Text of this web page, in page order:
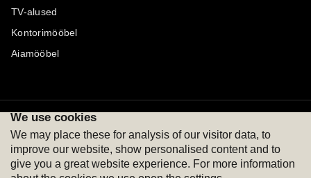
TV-alused
Kontorimööbel
Aiamööbel
Maksevõimalused
We use cookies
We may place these for analysis of our visitor data, to
improve our website, show personalised content and to
give you a great website experience. For more information